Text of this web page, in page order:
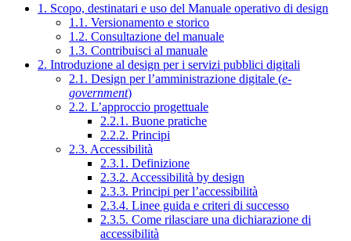
1. Scopo, destinatari e uso del Manuale operativo di design
1.1. Versionamento e storico
1.2. Consultazione del manuale
1.3. Contribuisci al manuale
2. Introduzione al design per i servizi pubblici digitali
2.1. Design per l’amministrazione digitale (e-
government)
2.2. L’approccio progettuale
2.2.1. Buone pratiche
2.2.2. Principi
2.3. Accessibilità
2.3.1. Definizione
2.3.2. Accessibilità by design
2.3.3. Principi per l’accessibilità
2.3.4. Linee guida e criteri di successo
2.3.5. Come rilasciare una dichiarazione di
accessibilità